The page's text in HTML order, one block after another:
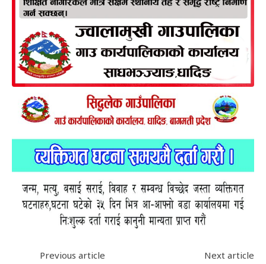
Previous article Next article